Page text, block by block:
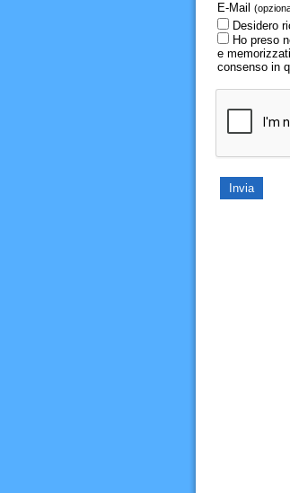
E-Mail
Desidero
Ho preso
e
consenso in